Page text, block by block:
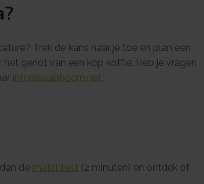
Trek de kans naar je toe en plan een
genot van een kop koffie. Heb je vragen
info@kaaphoorn.net.
de matchtest (2 minuten) en ontdek of